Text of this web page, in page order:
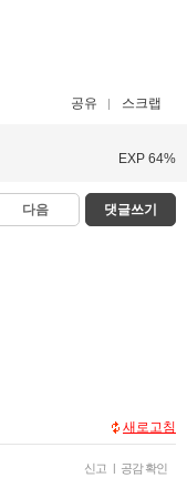
공유 스크랩
EXP 64%
다음 댓글쓰기
새로고침
신고 | 공감 확인